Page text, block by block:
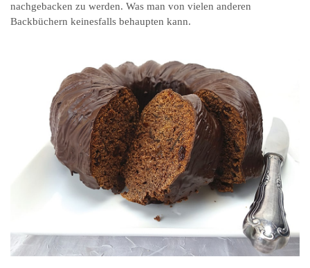
nachgebacken zu werden. Was man von vielen anderen
Backbüchern keinesfalls behaupten kann.